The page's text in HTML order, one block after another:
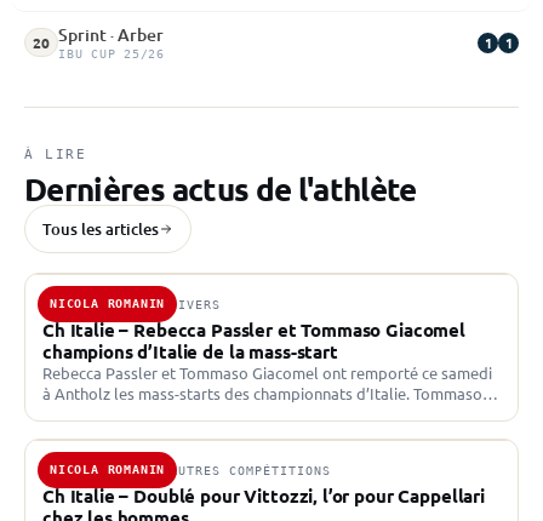
20 Sprint · Arber
IBU CUP 25/26
1 1
À LIRE
Dernières actus de l'athlète
Tous les articles
NICOLA ROMANIN
23 MARS 2024 · DIVERS
Ch Italie – Rebecca Passler et Tommaso Giacomel
champions d’Italie de la mass-start
Rebecca Passler et Tommaso Giacomel ont remporté ce samedi
à Antholz les mass-starts des championnats d’Italie. Tommaso
eux…
NICOLA ROMANIN
26 AOÛT 2023 · AUTRES COMPÉTITIONS
Ch Italie – Doublé pour Vittozzi, l’or pour Cappellari